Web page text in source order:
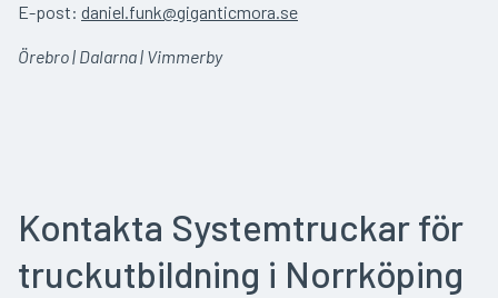
E-post: daniel.funk@giganticmora.se
Örebro | Dalarna | Vimmerby
Kontakta Systemtruckar för
truckutbildning i Norrköping